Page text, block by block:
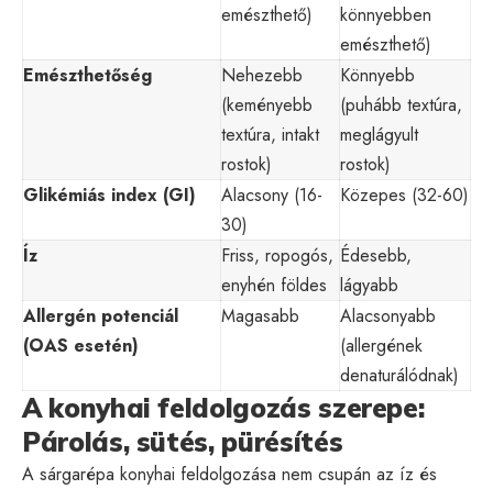
emészthető)
könnyebben
emészthető)
Emészthetőség
Nehezebb
(keményebb
textúra, intakt
rostok)
Könnyebb
(puhább textúra,
meglágyult
rostok)
Glikémiás index (GI)
Alacsony (16-
30)
Közepes (32-60)
Íz
Friss, ropogós,
enyhén földes
Édesebb,
lágyabb
Allergén potenciál
(OAS esetén)
Magasabb
Alacsonyabb
(allergének
denaturálódnak)
A konyhai feldolgozás szerepe:
Párolás, sütés, pürésítés
A sárgarépa konyhai feldolgozása nem csupán az íz és